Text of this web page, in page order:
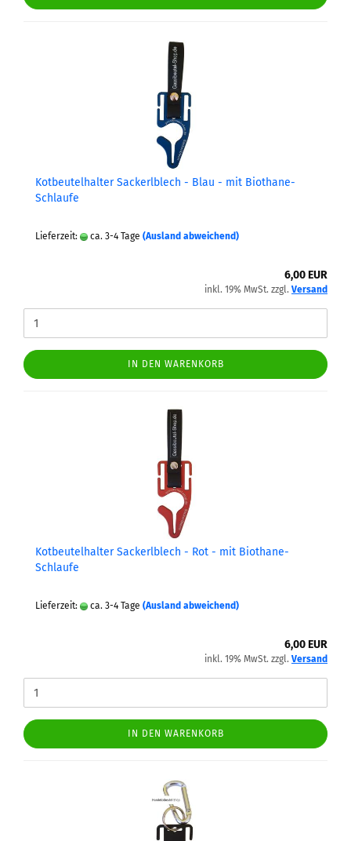
Kot­beu­tel­hal­ter Sa­ckerl­blech - Blau - mit Biothane-​​
Schlau­fe
Lieferzeit: ca. 3-4 Tage (Ausland abweichend)
6,00 EUR
inkl. 19% MwSt. zzgl. Versand
IN DEN WARENKORB
Kot­beu­tel­hal­ter Sa­ckerl­blech - Rot - mit Biothane-​​
Schlau­fe
Lieferzeit: ca. 3-4 Tage (Ausland abweichend)
6,00 EUR
inkl. 19% MwSt. zzgl. Versand
IN DEN WARENKORB